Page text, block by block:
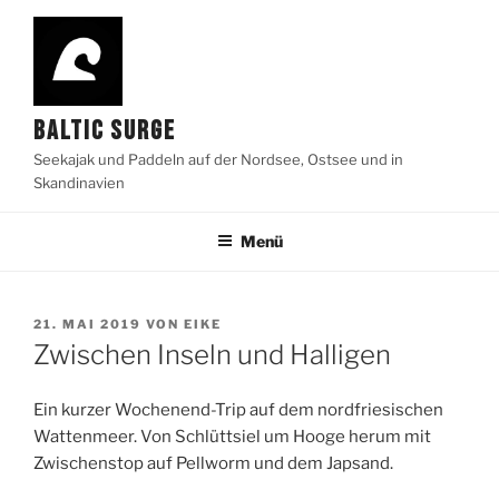
Zum
springen
BALTIC SURGE
Seekajak und Paddeln auf der Nordsee, Ostsee und in
Skandinavien
Menü
VERÖFFENTLICHT
AM
21. MAI 2019 VON EIKE
Zwischen Inseln und Halligen
Ein kurzer Wochenend-Trip auf dem nordfriesischen
Wattenmeer. Von Schlüttsiel um Hooge herum mit
Zwischenstop auf Pellworm und dem Japsand.